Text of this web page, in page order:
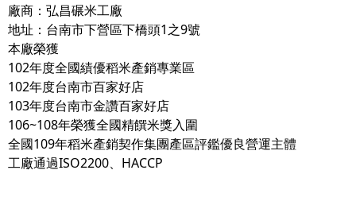
廠商：弘昌碾米工廠
地址：台南市下營區下橋頭1之9號
本廠榮獲
102年度全國績優稻米產銷專業區
102年度台南市百家好店
103年度台南市金讚百家好店
106~108年榮獲全國精饌米獎入圍
全國109年稻米產銷契作集團產區評鑑優良營運主體
工廠通過ISO2200、HACCP